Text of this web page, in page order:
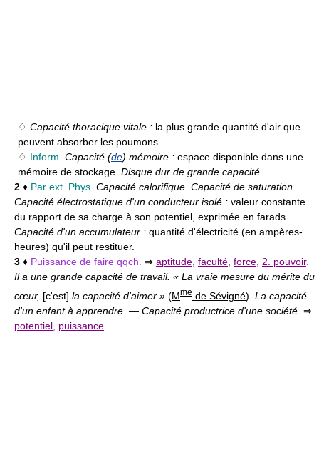
♢ Capacité thoracique vitale : la plus grande quantité d'air que
peuvent absorber les poumons.
♢ Inform. Capacité (de) mémoire : espace disponible dans une
mémoire de stockage. Disque dur de grande capacité.
2 ♦ Par ext. Phys. Capacité calorifique. Capacité de saturation.
Capacité électrostatique d'un conducteur isolé : valeur constante
du rapport de sa charge à son potentiel, exprimée en farads.
Capacité d'un accumulateur : quantité d'électricité (en ampères-
heures) qu'il peut restituer.
3 ♦ Puissance de faire qqch. ⇒ aptitude faculté force 2. pouvoir.
Il a une grande capacité de travail. « La vraie mesure du mérite du
cœur, [c'est] la capacité d'aimer » (Mme de Sévigné) . La capacité
d'un enfant à apprendre. — Capacité productrice d'une société. ⇒
potentiel puissance